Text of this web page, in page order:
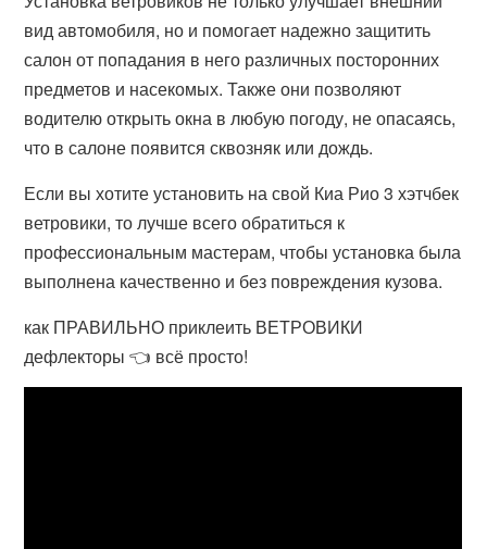
вид автомобиля, но и помогает надежно защитить
салон от попадания в него различных посторонних
предметов и насекомых. Также они позволяют
водителю открыть окна в любую погоду, не опасаясь,
что в салоне появится сквозняк или дождь.
Если вы хотите установить на свой Киа Рио 3 хэтчбек
ветровики, то лучше всего обратиться к
профессиональным мастерам, чтобы установка была
выполнена качественно и без повреждения кузова.
как ПРАВИЛЬНО приклеить ВЕТРОВИКИ
дефлекторы 👈 всё просто!